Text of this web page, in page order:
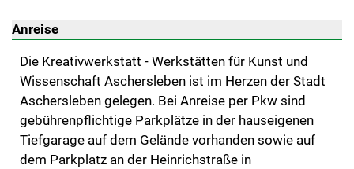
Anreise
Die Kreativwerkstatt - Werkstätten für Kunst und
Wissenschaft Aschersleben ist im Herzen der Stadt
Aschersleben gelegen. Bei Anreise per Pkw sind
gebührenpflichtige Parkplätze in der hauseigenen
Tiefgarage auf dem Gelände vorhanden sowie auf
dem Parkplatz an der Heinrichstraße in